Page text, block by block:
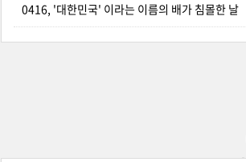
0416, '대한민국' 이라는 이름의 배가 침몰한 날